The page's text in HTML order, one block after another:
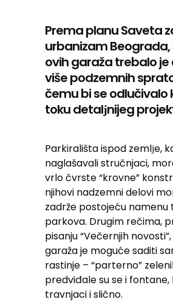
Prema planu Saveta
urbanizam Beograda,
ovih garaža trebalo je
više podzemnih
čemu bi se odlučivalo
toku detalјnijeg
Parkirališta ispod zemlјe,
naglašavali stručnjaci,
vrlo čvrste “krovne”
njihovi nadzemni delovi
zadrže postojeću namenu
parkova. Drugim rečima,
pisanju “Večernjih
garaža je moguće saditi
rastinje – “parterno”
predviđale su se i fontane,
travnjaci i slično.